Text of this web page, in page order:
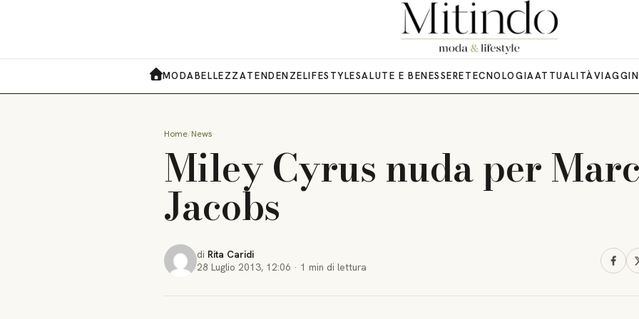
MODABELLEZZATENDENZELIFESTYLESALUTE E BENESSERETECNOLOGIAATTUALITÀVIAGGI
Home News
Miley Cyrus nuda per Marc
Jacobs
di Rita Caridi
28 Luglio 2013, 12:06 · 1 min di lettura